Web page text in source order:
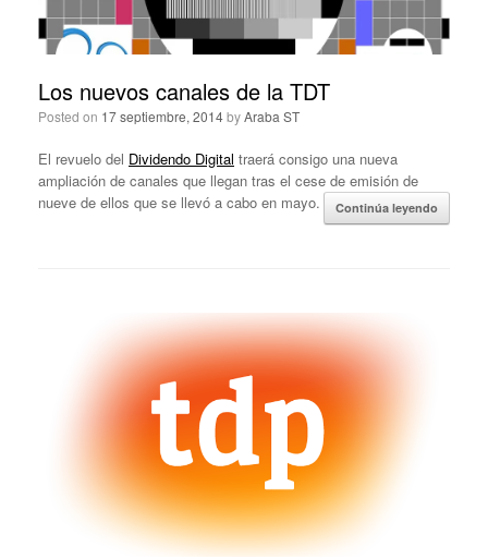
Los nuevos canales de la TDT
Posted on 17 septiembre, 2014byAraba ST
El revuelo del Dividendo Digital traerá consigo una nueva
ampliación de canales que llegan tras el cese de emisión de
nueve de ellos que se llevó a cabo en mayo.
Continúa leyendo